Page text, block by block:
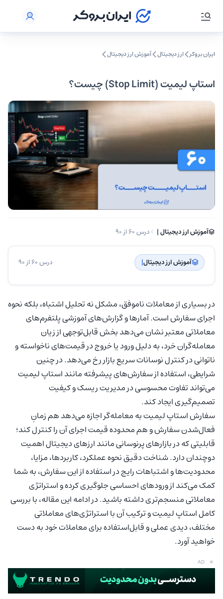
ایران بروکر ارز دیجیتال آموزش ارز دیجیتال
استاپ لیمیت (Stop Limit) چیست؟
آموزش ارز دیجیتال | ‌ درس 60 از 90
آموزش ارز دیجیتال| ‌ درس 60 از 90
در بسیاری از معاملات ناموفق، مشکل نه تحلیل اشتباه، بلکه نحوه
اجرای سفارش است. آمارها و گزارش‌های آموزشی پلتفرم‌های
معاملاتی معتبر نشان می‌دهد بخش قابل‌توجهی از زیان
معامله‌گران خرد، به دلیل ورود یا خروج در قیمت‌های ناخواسته و
ناتوانی در کنترل نوسانات سریع بازار رخ می‌دهد. در چنین
شرایطی، استفاده از سفارش‌های پیشرفته مانند استاپ لیمیت
می‌تواند تفاوت محسوسی در مدیریت ریسک و کیفیت
تصمیم‌گیری ایجاد کند.
سفارش استاپ لیمیت به معامله‌گر اجازه می‌دهد هم زمانِ
فعال‌شدن سفارش و هم محدوده قیمت اجرای آن را کنترل کند؛
قابلیتی که در بازارهای پرنوسانی مانند ارزهای دیجیتال اهمیت
دوچندان دارد. شناخت دقیق نحوه عملکرد، کاربردها، مزایا،
محدودیت‌ها و اشتباهات رایج در استفاده از این سفارش، به شما
کمک می‌کند از ورودهای احساسی جلوگیری کرده و استراتژی
معاملاتی منسجم‌تری داشته باشید. در ادامه این مقاله، با بررسی
کامل استاپ لیمیت و ترکیب آن با استراتژی‌های معاملاتی
مختلف، دیدی عملی و قابل‌استفاده برای معاملات خود به دست
خواهید آورد.
AD ×